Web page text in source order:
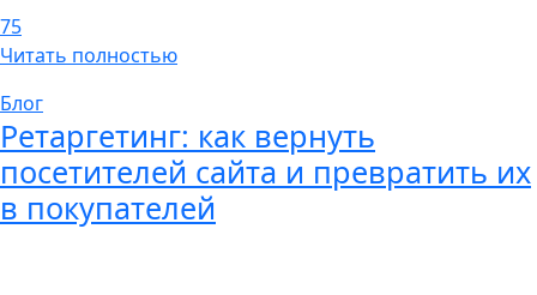
75
Читать полностью
Блог
Ретаргетинг: как вернуть
посетителей сайта и превратить их
в покупателей